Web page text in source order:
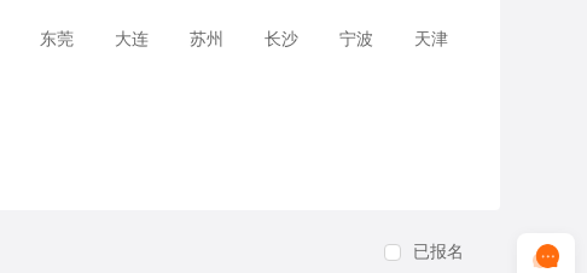
东莞 大连 苏州 长沙 宁波
天津
已报名